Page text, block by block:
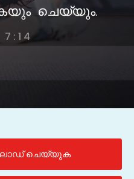
ചെയ്യും.
7:14
ചെയ്യുക